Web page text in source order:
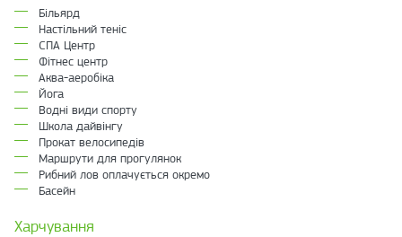
Більярд
Настільний теніс
СПА Центр
Фітнес центр
Аква-аеробіка
Йога
Водні види спорту
Школа дайвінгу
Прокат велосипедів
Маршрути для прогулянок
Рибний лов оплачується окремо
Басейн
Харчування